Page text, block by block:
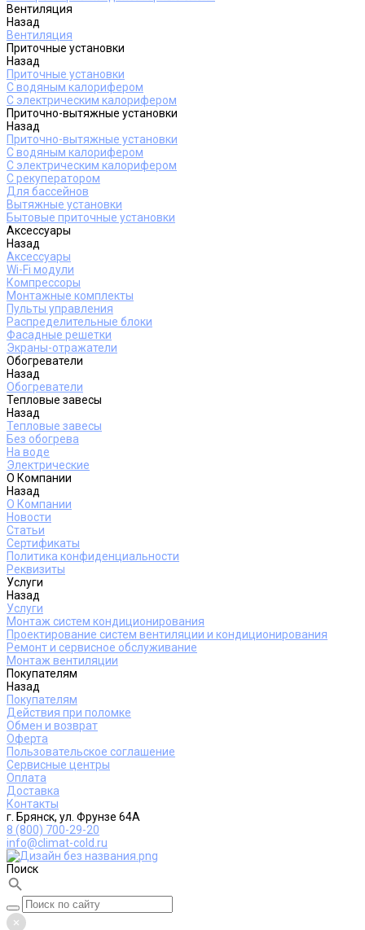
Вентиляция
Назад
Вентиляция
Приточные установки
Назад
Приточные установки
С водяным калорифером
С электрическим калорифером
Приточно-вытяжные установки
Назад
Приточно-вытяжные установки
С водяным калорифером
С электрическим калорифером
С рекуператором
Для бассейнов
Вытяжные установки
Бытовые приточные установки
Аксессуары
Назад
Аксессуары
Wi-Fi модули
Компрессоры
Монтажные комплекты
Пульты управления
Распределительные блоки
Фасадные решетки
Экраны-отражатели
Обогреватели
Назад
Обогреватели
Тепловые завесы
Назад
Тепловые завесы
Без обогрева
На воде
Электрические
О Компании
Назад
О Компании
Новости
Статьи
Сертификаты
Политика конфиденциальности
Реквизиты
Услуги
Назад
Услуги
Монтаж систем кондиционирования
Проектирование систем вентиляции и кондиционирования
Ремонт и сервисное обслуживание
Монтаж вентиляции
Покупателям
Назад
Покупателям
Действия при поломке
Обмен и возврат
Оферта
Пользовательское соглашение
Сервисные центры
Оплата
Доставка
Контакты
г. Брянск, ул. Фрунзе 64А
8 (800) 700-29-20
info@climat-cold.ru
Поиск